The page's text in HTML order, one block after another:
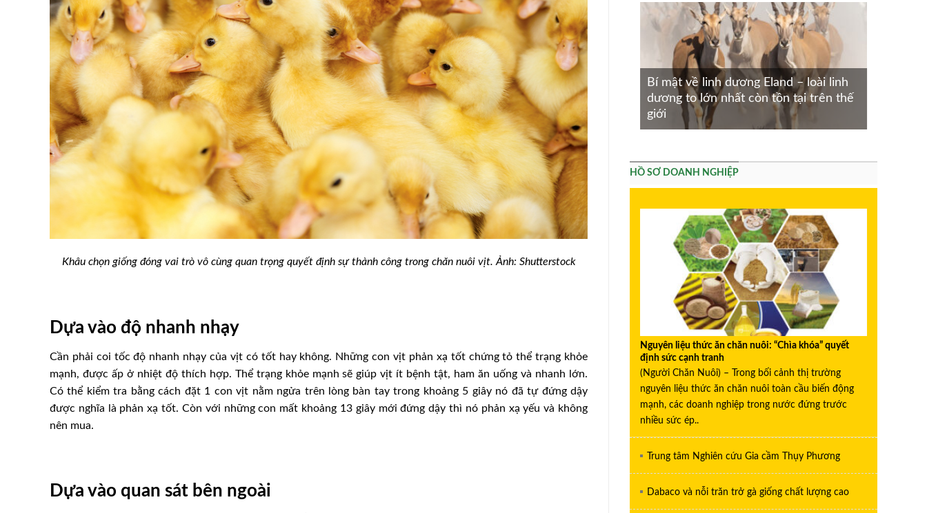
Khâu chọn giống đóng vai trò vô cùng quan trọng quyết định sự thành công trong chăn nuôi vịt. Ảnh: Shutterstock
Dựa vào độ nhanh nhạy
Cần phải coi tốc độ nhanh nhạy của vịt có tốt hay không. Những con vịt phản xạ tốt chứng tỏ thể trạng khỏe
mạnh, được ấp ở nhiệt độ thích hợp. Thể trạng khỏe mạnh sẽ giúp vịt ít bệnh tật, ham ăn uống và nhanh lớn.
Có thể kiểm tra bằng cách đặt 1 con vịt nằm ngửa trên lòng bàn tay trong khoảng 5 giây nó đã tự đứng dậy
được nghĩa là phản xạ tốt. Còn với những con mất khoảng 13 giây mới đứng dậy thì nó phản xạ yếu và không
nên mua.
Dựa vào quan sát bên ngoài
Bí mật về linh dương Eland – loài linh
dương to lớn nhất còn tồn tại trên thế
giới
1: Biến động trái
Bắc Giang: Xử phạt Công ty TNHH
Chăn nuôi Sơn Động 500 triệu đồng về
hành vi gây ô nhiễm môi trường
Hiệu quả mô hình tổ liên kết chăn nuôi
gà theo chuỗi ở thị trấn Tam Sơn
HỒ SƠ DOANH NGHIỆP
Nguyên liệu thức ăn chăn nuôi: “Chìa khóa” quyết
định sức cạnh tranh
(Người Chăn Nuôi) – Trong bối cảnh thị trường
nguyên liệu thức ăn chăn nuôi toàn cầu biến động
mạnh, các doanh nghiệp trong nước đứng trước
nhiều sức ép..
Trung tâm Nghiên cứu Gia cầm Thụy Phương
Dabaco và nỗi trăn trở gà giống chất lượng cao